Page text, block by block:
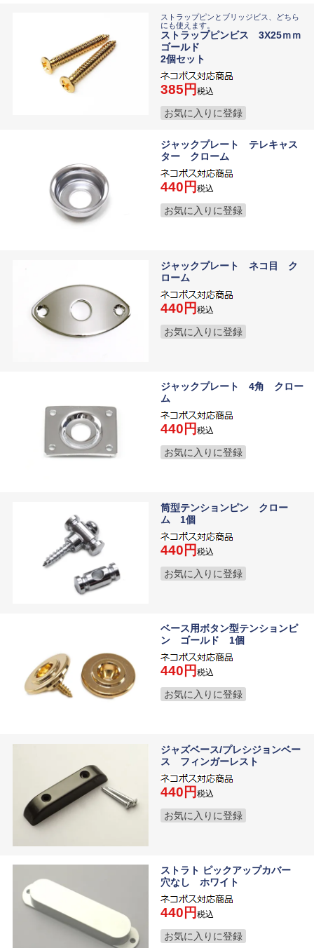
ストラップピンとブリッジビス、どちら
にも使えます。
ストラップピンビス 3X25ｍｍ
ゴールド
2個セット
385 税込
お気に入りに登録
ジャックプレート テレキャス
ター クローム
440 税込
お気に入りに登録
ジャックプレート ネコ目 ク
ローム
440 税込
お気に入りに登録
ジャックプレート 4角 クロー
ム
440 税込
お気に入りに登録
筒型テンションピン クロー
ム 1個
440 税込
お気に入りに登録
ベース用ボタン型テンションピ
ン ゴールド 1個
440 税込
お気に入りに登録
ジャズベース/プレシジョンベー
ス フィンガーレスト
440 税込
お気に入りに登録
ストラト ピックアップカバー
穴なし ホワイト
440 税込
お気に入りに登録